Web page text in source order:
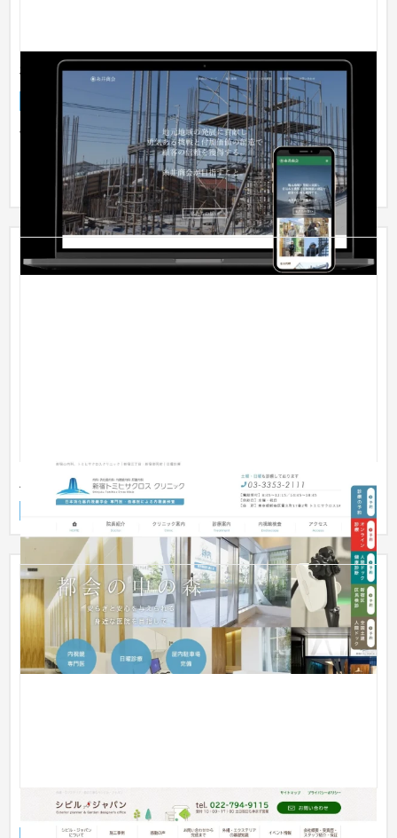
有限会社糸井商会 -コーポレートサイト制作
企業サイト 工業・インフラ・物流
制作時のポイント オンライン化が進む世の中ですが、建築業界
はまだまだアナログな会社が多く、自社HPを持たない会社も多
く存在...
新宿トミヒサクロスクリニック
シビル・ジャパン様オフィシャルサイト